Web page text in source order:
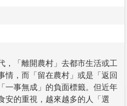
，「離開農村」去都市生活或工
情，而「留在農村」或是「返回
一事無成」的負面標籤。但近年
安的重視，越來越多的人「選